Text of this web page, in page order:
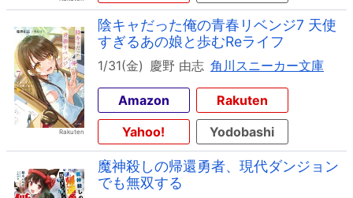
陰キャだった俺の青春リベンジ7 天使
すぎるあの娘と歩むReライフ
1/31(金) 慶野 由志 角川スニーカー文庫
Amazon
Rakuten
Yahoo!
Yodobashi
魔神殺しの帰還勇者、現代ダンジョン
でも無双する